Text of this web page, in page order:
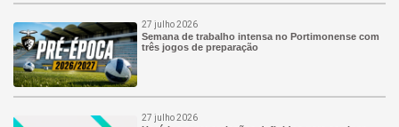
27 julho 2026
Semana de trabalho intensa no Portimonense com
três jogos de preparação
27 julho 2026